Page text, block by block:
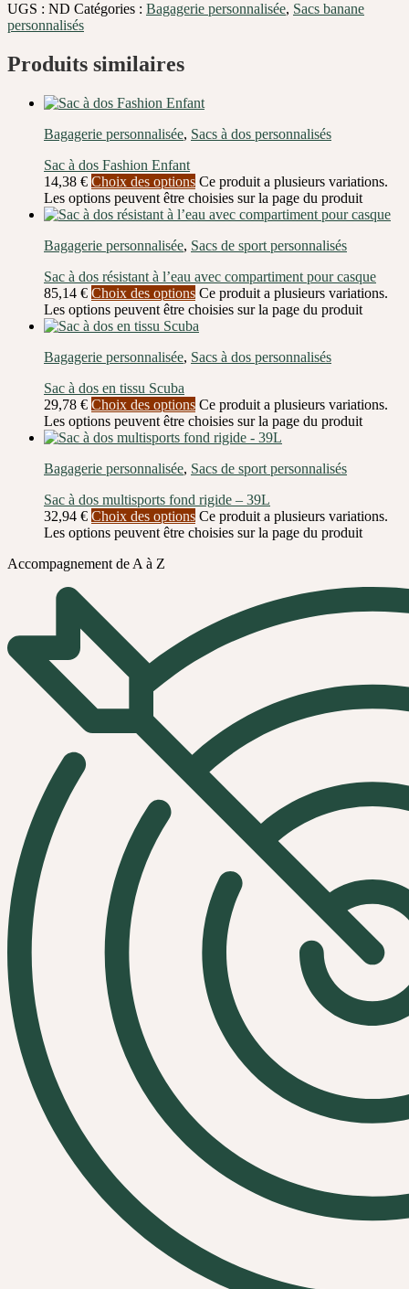
UGS : ND Catégories : Bagagerie personnalisée, Sacs banane
personnalisés
Produits similaires
Bagagerie personnalisée, Sacs à dos personnalisés
Sac à dos Fashion Enfant
14,38 € Choix des options Ce produit a plusieurs variations.
Les options peuvent être choisies sur la page du produit
Bagagerie personnalisée, Sacs de sport personnalisés
Sac à dos résistant à l’eau avec compartiment pour casque
85,14 € Choix des options Ce produit a plusieurs variations.
Les options peuvent être choisies sur la page du produit
Bagagerie personnalisée, Sacs à dos personnalisés
Sac à dos en tissu Scuba
29,78 € Choix des options Ce produit a plusieurs variations.
Les options peuvent être choisies sur la page du produit
Bagagerie personnalisée, Sacs de sport personnalisés
Sac à dos multisports fond rigide – 39L
32,94 € Choix des options Ce produit a plusieurs variations.
Les options peuvent être choisies sur la page du produit
Accompagnement de A à Z